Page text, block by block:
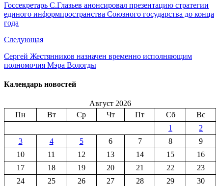
Госсекретарь С.Глазьев анонсировал презентацию стратегии
единого информпространства Союзного государства до конца
года
Следующая
Сергей Жестянников назначен временно исполняющим
полномочия Мэра Вологды
Календарь новостей
Август 2026
Пн
Вт Ср Чт Пт Сб
Вс
1
2
3
4 5 6 7 8
9
10
11 12 13 14 15
16
17
18 19 20 21 22
23
24
25 26 27 28 29
30